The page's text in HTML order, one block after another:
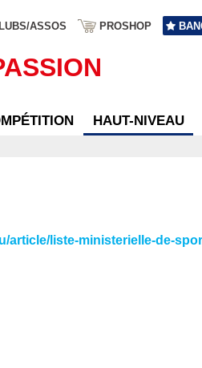
ASSOS PROSHOP
HAUT-NIVEAU
article/liste-ministerielle-de-